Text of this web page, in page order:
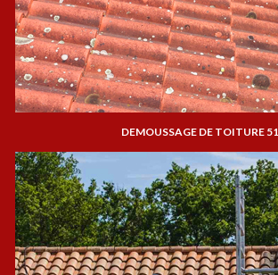
DEMOUSSAGE DE TOITURE 51